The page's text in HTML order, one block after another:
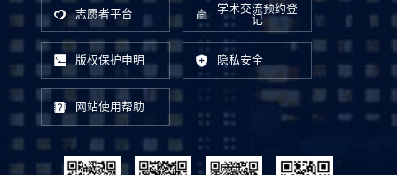
志愿者平台
学术交流预约登
记
版权保护申明 隐私安全
网站使用帮助